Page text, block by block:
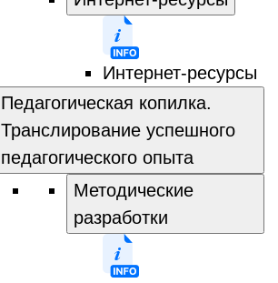
Интернет-ресурсы
Педагогическая копилка.
Транслирование успешного
педагогического опыта
Методические
разработки